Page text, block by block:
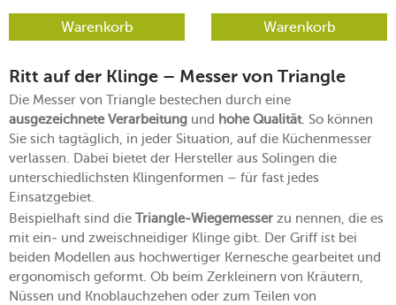
Warenkorb Warenkorb
Ritt auf der Klinge – Messer von Triangle
Die Messer von Triangle bestechen durch eine
ausgezeichnete Verarbeitung und hohe Qualität. So können
Sie sich tagtäglich, in jeder Situation, auf die Küchenmesser
verlassen. Dabei bietet der Hersteller aus Solingen die
unterschiedlichsten Klingenformen – für fast jedes
Einsatzgebiet.
Beispielhaft sind die Triangle-Wiegemesser zu nennen, die es
mit ein- und zweischneidiger Klinge gibt. Der Griff ist bei
beiden Modellen aus hochwertiger Kernesche gearbeitet und
ergonomisch geformt. Ob beim Zerkleinern von Kräutern,
Nüssen und Knoblauchzehen oder zum Teilen von